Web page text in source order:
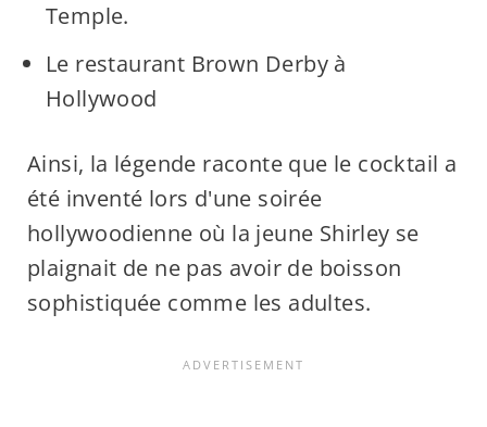
Temple.
Le restaurant Brown Derby à
Hollywood
Ainsi, la légende raconte que le cocktail a
été inventé lors d'une soirée
hollywoodienne où la jeune Shirley se
plaignait de ne pas avoir de boisson
sophistiquée comme les adultes.